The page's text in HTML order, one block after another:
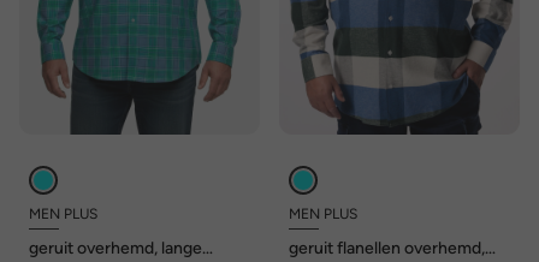
MEN PLUS
geruit overhemd, lange
MEN PLUS
geruit flanellen overhemd,